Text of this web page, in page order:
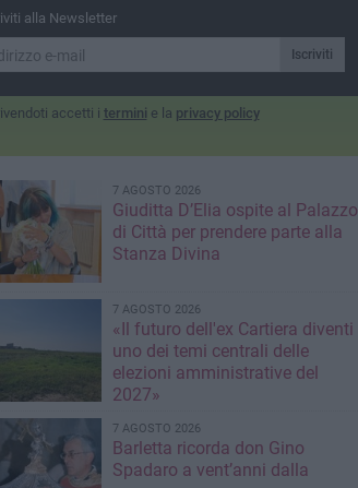
360: si rischia un mese
alla Newsletter
Iscriviti
accetti i termini e la privacy policy
7 AGOSTO 2026
Giuditta D’Elia ospite al Palazzo
di Città per prendere parte alla
Stanza Divina
7 AGOSTO 2026
«Il futuro dell'ex Cartiera diventi
uno dei temi centrali delle
elezioni amministrative del
2027»
7 AGOSTO 2026
Barletta ricorda don Gino
Spadaro a vent’anni dalla